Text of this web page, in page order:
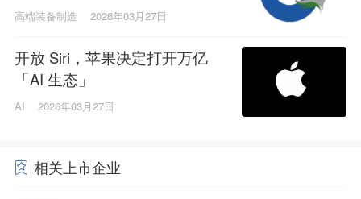
高端装备制造 2026年03月27日
开放 Siri，苹果决定打开万亿
「AI 生态」
AI 2026年03月27日
相关上市企业